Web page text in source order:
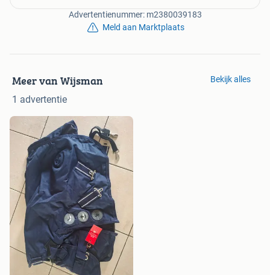
Advertentienummer: m2380039183
Meld aan Marktplaats
Meer van Wijsman
1 advertentie
Bekijk alles